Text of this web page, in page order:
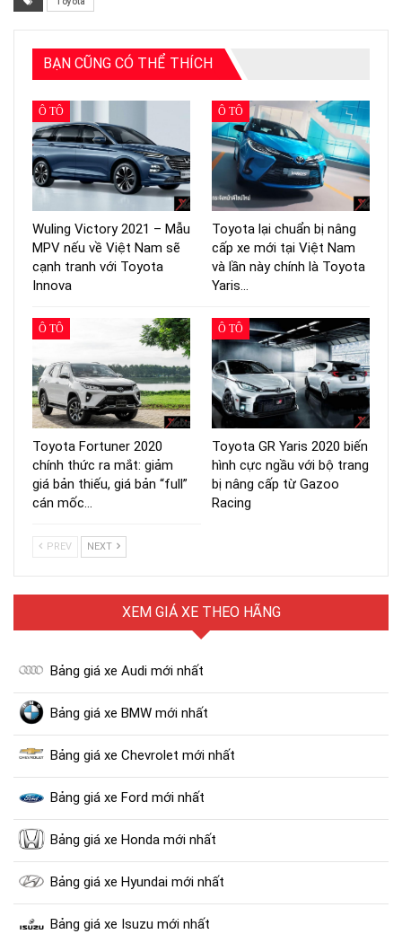
BẠN CŨNG CÓ THỂ THÍCH
Ô TÔ
Wuling Victory 2021 – Mẫu
MPV nếu về Việt Nam sẽ
cạnh tranh với Toyota
Innova
Ô TÔ
Toyota lại chuẩn bị nâng
cấp xe mới tại Việt Nam
và lần này chính là Toyota
Yaris…
Ô TÔ
Toyota Fortuner 2020
chính thức ra mắt: giảm
giá bản thiếu, giá bản “full”
cán mốc…
Ô TÔ
Toyota GR Yaris 2020 biến
hình cực ngầu với bộ trang
bị nâng cấp từ Gazoo
Racing
PREV NEXT
XEM GIÁ XE THEO HÃNG
Bảng giá xe Audi mới nhất
Bảng giá xe BMW mới nhất
Bảng giá xe Chevrolet mới nhất
Bảng giá xe Ford mới nhất
Bảng giá xe Honda mới nhất
Bảng giá xe Hyundai mới nhất
Bảng giá xe Isuzu mới nhất